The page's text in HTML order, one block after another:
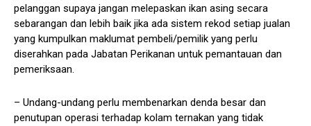
pelanggan supaya jangan melepaskan ikan asing secara
sebarangan dan lebih baik jika ada sistem rekod setiap jualan
yang kumpulkan maklumat pembeli/pemilik yang perlu
diserahkan pada Jabatan Perikanan untuk pemantauan dan
pemeriksaan.
– Undang-undang perlu membenarkan denda besar dan
penutupan operasi terhadap kolam ternakan yang tidak